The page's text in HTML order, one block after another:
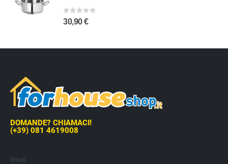
0out of 5
30,90€
DOMANDE? CHIAMACI!
(+39) 081 4619008
Email